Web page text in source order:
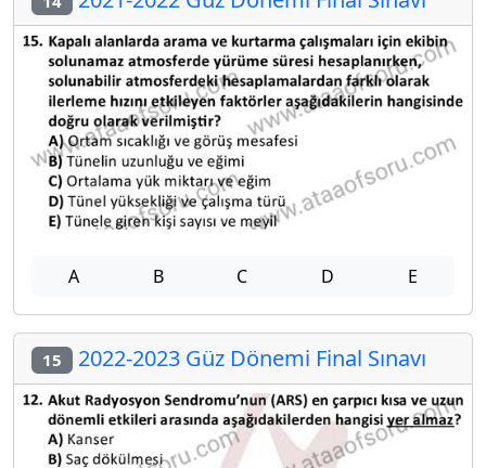
A B C D E
15 2022-2023 Güz Dönemi Final Sınavı